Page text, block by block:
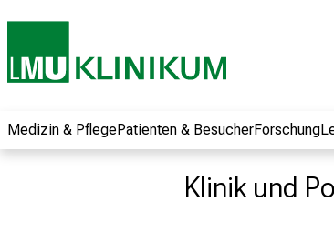
Medizin & PflegePatienten & BesucherForschung
Klinik und
Informationen zu
Jobs, Ausbildungen
Weiterbildungen.
Kommen Sie